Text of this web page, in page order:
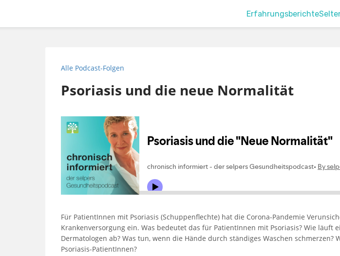
Erfahrungsberichte
Alle Podcast-Folgen
Psoriasis und die neue Normalität
Für PatientInnen mit Psoriasis (Schuppenflechte) hat die Corona-Pandemie
Krankenversorgung ein. Was bedeutet das für PatientInnen mit Psoriasis? Wie
Dermatologen ab? Was tun, wenn die Hände durch ständiges Waschen
Psoriasis-PatientInnen?